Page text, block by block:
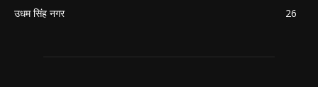
उधम सिंह नगर
26